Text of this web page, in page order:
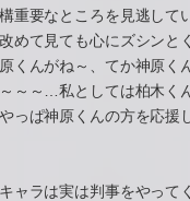
重要なところを見逃して
めて見ても心にズシンと
くんがね～、てか神原く
～～…私としては柏木く
っぱ神原くんの方を応援
ャラは実は判事をやって